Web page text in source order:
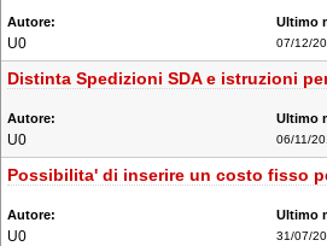
U0 07/12/
Distinta Spedizioni SDA e istruzioni
U0 06/11/
Possibilita' di inserire un costo fisso
U0 31/07/